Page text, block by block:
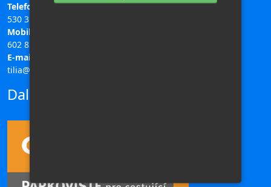
Telefon:
530 311 708
Mobil:
602 851 313
E-mail:
tilia@ck-tilia.cz
Další odkazy